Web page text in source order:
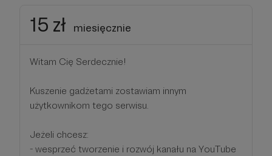
15 zł miesięcznie
Witam Cię Serdecznie!
Kuszenie gadżetami zostawiam innym
użytkownikom tego serwisu.
Jeżeli chcesz:
- wesprzeć tworzenie i rozwój kanału na YouTube